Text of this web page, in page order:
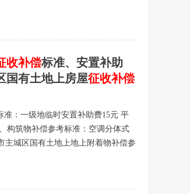
收补偿标准、安置补助
国有土地上房屋征收补偿
：一级地临时安置补助费15元 平
构筑物补偿参考标准：空调分体式
主城区国有土地上地上附着物补偿参